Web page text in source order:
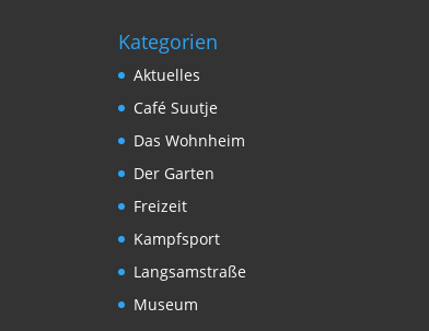
Kategorien
Aktuelles
Café Suutje
Das Wohnheim
Der Garten
Freizeit
Kampfsport
Langsamstraße
Museum